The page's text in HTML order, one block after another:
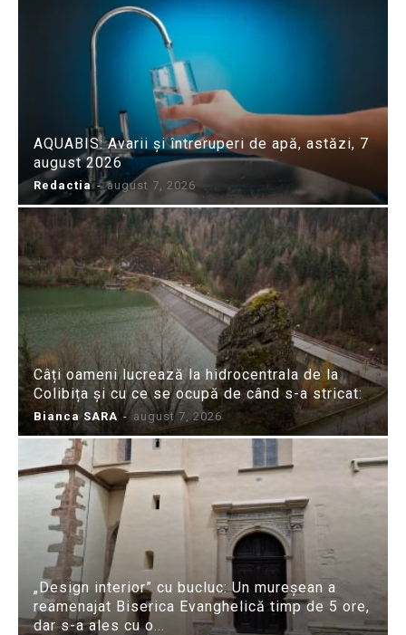
AQUABIS: Avarii și întreruperi de apă, astăzi, 7
august 2026
Redactia - august 7, 2026
Câți oameni lucrează la hidrocentrala de la
Colibița și cu ce se ocupă de când s-a stricat:
Bianca SARA - august 7, 2026
„Design interior” cu bucluc: Un mureșean a
reamenajat Biserica Evanghelică timp de 5 ore,
dar s-a ales cu o...